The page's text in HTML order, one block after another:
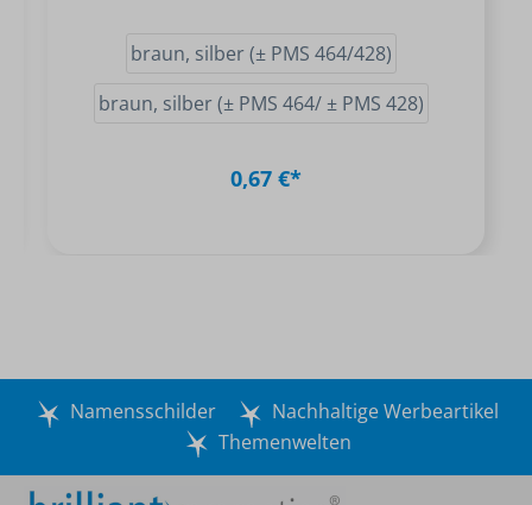
braun, silber (± PMS 464/428)
braun, silber (± PMS 464/ ± PMS 428)
0,67 €*
Namensschilder
Nachhaltige Werbeartikel
Themenwelten